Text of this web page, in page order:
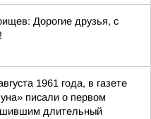
Дорогие друзья, с
1961 года, в газете
писали о первом
длительный